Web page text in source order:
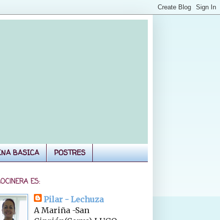
BASICA POSTRES
ES:
Pilar - Lechuza
A Mariña -San